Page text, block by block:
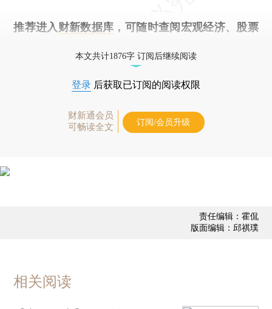
推荐进入 财新数据库 ，可随时查阅宏观经济、股票
本文共计1876字 订阅后继续阅读
登录 后获取已订阅的阅读权限
财新通会员
可畅读全文
订阅/会员升级
责任编辑：霍侃
版面编辑：邱祺璞
相关阅读